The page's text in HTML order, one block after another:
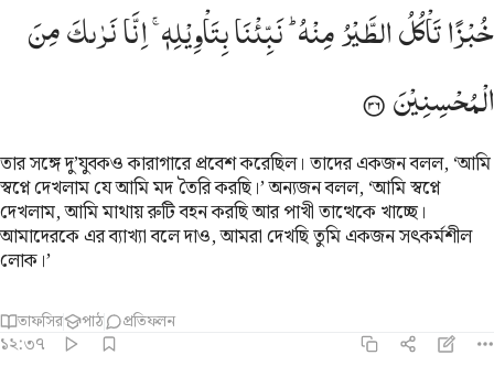
خُبْزًاتَاْكُلُالطَّیْرُمِنْهُ ؕ نَبِّئْنَابِتَاْوِیْلِهٖ ۚ اِنَّانَرٰىكَمِنَ
الْمُحْسِنِیْنَ
তার সঙ্গে দু’যুবকও কারাগারে প্রবেশ করেছিল। তাদের একজন বলল, ‘আমি
স্বপ্নে দেখলাম যে আমি মদ তৈরি করছি।’ অন্যজন বলল, ‘আমি স্বপ্নে
দেখলাম, আমি মাথায় রুটি বহন করছি আর পাখী তাত্থেকে খাচ্ছে।
আমাদেরকে এর ব্যাখ্যা বলে দাও, আমরা দেখছি তুমি একজন সৎকর্মশীল
লোক।’
তাফসির পাঠ প্রতিফলন
১২:৩৭